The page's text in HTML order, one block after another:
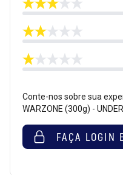
Conte-nos sobre sua
WARZONE (300g) -
FAÇA LOGIN